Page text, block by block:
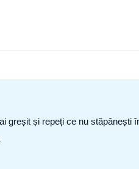
greșit și repeți ce nu